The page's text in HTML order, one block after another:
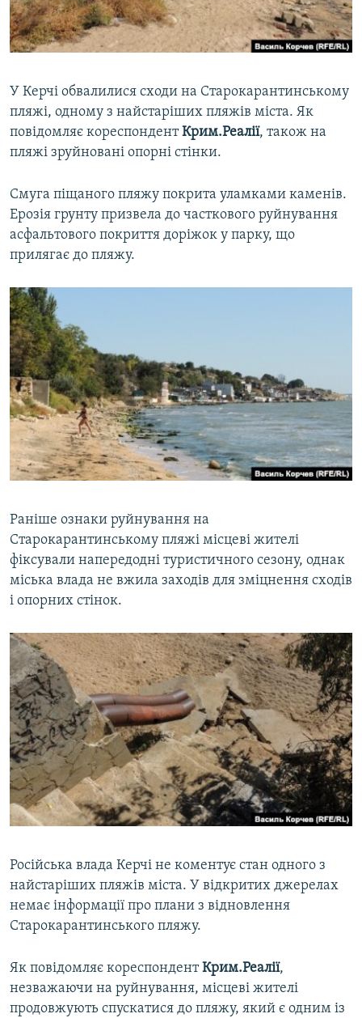
ВІДЕОУРОКИ «ELIFBE»
СВІДЧЕННЯ ОКУПАЦІЇ
ІНФОГРАФІКА
Русский
Qırımtatar
ДОЛУЧАЙСЯ!
У Керчі обвалилися сходи на Старокарантинському
пляжі, одному з найстаріших пляжів міста. Як
повідомляє кореспондентКрим.Реалії, також на
пляжі зруйновані опорні стінки.
Смуга піщаного пляжу покрита уламками каменів.
Ерозія грунту призвела до часткового руйнування
асфальтового покриття доріжок у парку, що
прилягає до пляжу.
Раніше ознаки руйнування на
Старокарантинському пляжі місцеві жителі
фіксували напередодні туристичного сезону, однак
міська влада не вжила заходів для зміцнення сходів
і опорних стінок.
Російська влада Керчі не коментує стан одного з
найстаріших пляжів міста. У відкритих джерелах
немає інформації про плани з відновлення
Старокарантинського пляжу.
Як повідомляє кореспондентКрим.Реалії,
незважаючи на руйнування, місцеві жителі
продовжують спускатися до пляжу, який є одним із